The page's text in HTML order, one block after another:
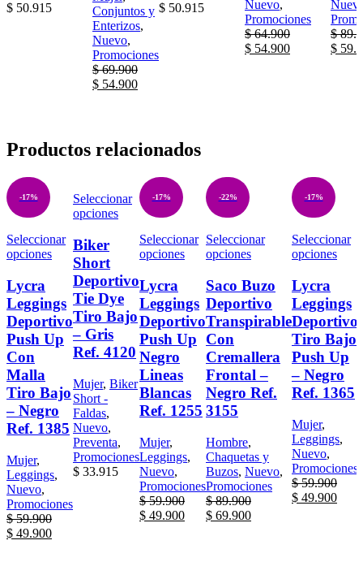
$ 50.915
Conjuntos y
Enterizos,
Nuevo,
Promociones
$69.900
$ 54.900
$ 50.915 Nuevo,
Promociones
$64.900
$ 54.900
$
$
Productos relacionados
-17%
Seleccionar
opciones
Lycra
Leggings
Deportivo
Push Up
Con
Malla
Tiro Bajo
– Negro
Ref. 1385
Mujer,
Leggings,
Nuevo,
Promociones
$59.900
$ 49.900
Seleccionar
opciones
Biker
Short
Deportivo
Tie Dye
Tiro Bajo
– Gris
Ref. 4120
Mujer, Biker
Short -
Faldas,
Nuevo,
Preventa,
Promociones
$ 33.915
-17%
Seleccionar
opciones
Lycra
Leggings
Deportivo
Push Up
Negro
Lineas
Blancas
Ref. 1255
Mujer,
Leggings,
Nuevo,
Promociones
$59.900
$ 49.900
-22%
Seleccionar
opciones
Saco Buzo
Deportivo
Transpirable
Con
Cremallera
Frontal –
Negro Ref.
3155
Hombre,
Chaquetas y
Buzos, Nuevo,
Promociones
$89.900
$ 69.900
-17%
Seleccionar
opciones
Lycra
Leggings
Deportivo
Tiro Bajo
Push Up
– Negro
Ref. 1365
Mujer,
Leggings,
Nuevo,
Promociones
$59.900
$ 49.900